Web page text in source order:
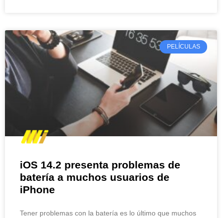
PELÍCULAS
iOS 14.2 presenta problemas de
batería a muchos usuarios de
iPhone
Tener problemas con la batería es lo último que muchos